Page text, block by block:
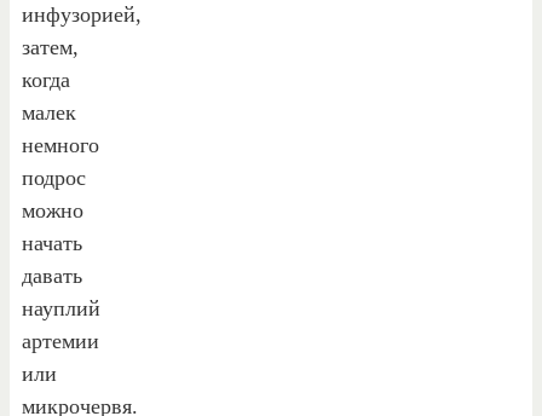
инфузорией,
затем,
когда
малек
немного
подрос
можно
начать
давать
науплий
артемии
или
микрочервя.